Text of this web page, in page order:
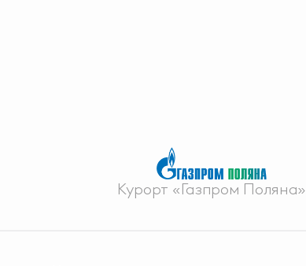
Курорт «Газпром Поляна»